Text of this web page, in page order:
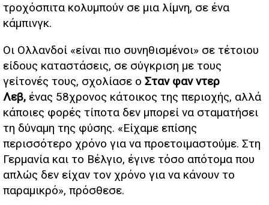
τροχόσπιτα κολυμπούν σε μια λίμνη, σε ένα
κάμπινγκ.
Οι Ολλανδοί «είναι πιο συνηθισμένοι» σε τέτοιου
είδους καταστάσεις, σε σύγκριση με τους
γείτονές τους, σχολίασε ο Σταν φαν ντερ
Λεβ, ένας 58χρονος κάτοικος της περιοχής, αλλά
κάποιες φορές τίποτα δεν μπορεί να σταματήσει
τη δύναμη της φύσης. «Είχαμε επίσης
περισσότερο χρόνο για να προετοιμαστούμε. Στη
Γερμανία και το Βέλγιο, έγινε τόσο απότομα που
απλώς δεν είχαν τον χρόνο για να κάνουν το
παραμικρό», πρόσθεσε.